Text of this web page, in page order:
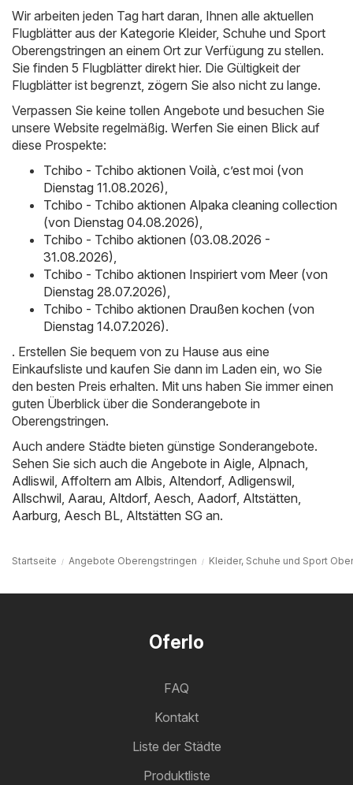
Wir arbeiten jeden Tag hart daran, Ihnen alle aktuellen
Flugblätter aus der Kategorie Kleider, Schuhe und Sport
Oberengstringen an einem Ort zur Verfügung zu stellen.
Sie finden 5 Flugblätter direkt hier. Die Gültigkeit der
Flugblätter ist begrenzt, zögern Sie also nicht zu lange.
Verpassen Sie keine tollen Angebote und besuchen Sie
unsere Website regelmäßig. Werfen Sie einen Blick auf
diese Prospekte:
Tchibo - Tchibo aktionen Voilà, c’est moi (von
Dienstag 11.08.2026),
Tchibo - Tchibo aktionen Alpaka cleaning collection
(von Dienstag 04.08.2026),
Tchibo - Tchibo aktionen (03.08.2026 -
31.08.2026),
Tchibo - Tchibo aktionen Inspiriert vom Meer (von
Dienstag 28.07.2026),
Tchibo - Tchibo aktionen Draußen kochen (von
Dienstag 14.07.2026).
. Erstellen Sie bequem von zu Hause aus eine
Einkaufsliste und kaufen Sie dann im Laden ein, wo Sie
den besten Preis erhalten. Mit uns haben Sie immer einen
guten Überblick über die Sonderangebote in
Oberengstringen.
Auch andere Städte bieten günstige Sonderangebote.
Sehen Sie sich auch die Angebote in Aigle, Alpnach,
Adliswil, Affoltern am Albis, Altendorf, Adligenswil,
Allschwil, Aarau, Altdorf, Aesch, Aadorf, Altstätten,
Aarburg, Aesch BL, Altstätten SG an.
Startseite Angebote Oberengstringen Kleider, Schuhe und Sport
Oferlo
FAQ
Kontakt
Liste der Städte
Produktliste